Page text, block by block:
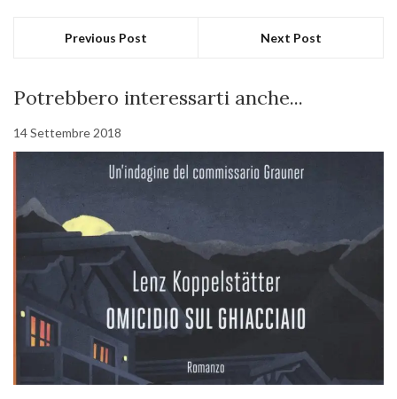
Previous Post Next Post
Potrebbero interessarti anche...
14 Settembre 2018